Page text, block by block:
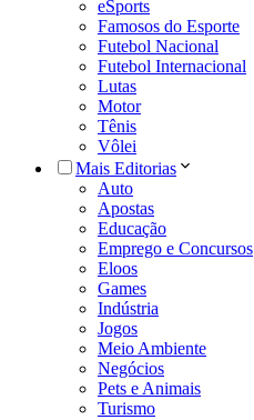
eSports
Famosos do Esporte
Futebol Nacional
Futebol Internacional
Lutas
Motor
Tênis
Vôlei
Mais Editorias
Auto
Apostas
Educação
Emprego e Concursos
Eloos
Games
Indústria
Jogos
Meio Ambiente
Negócios
Pets e Animais
Turismo